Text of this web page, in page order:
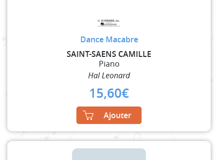
Dance Macabre
SAINT-SAENS CAMILLE
Piano
Hal Leonard
15,60€
Ajouter